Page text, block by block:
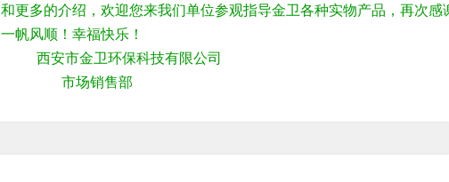
和更多的介绍，欢迎您来我们单位参观指导金卫各种实物产品，再次感
一帆风顺！幸福快乐！
西安市金卫环保科技有限公司
市场销售部